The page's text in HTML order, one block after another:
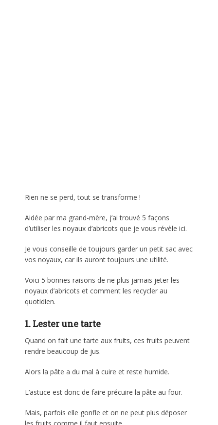
Rien ne se perd, tout se transforme !
Aidée par ma grand-mère, j’ai trouvé 5 façons
d’utiliser les noyaux d’abricots que je vous révèle ici.
Je vous conseille de toujours garder un petit sac avec
vos noyaux, car ils auront toujours une utilité.
Voici 5 bonnes raisons de ne plus jamais jeter les
noyaux d’abricots et comment les recycler au
quotidien.
1. Lester une tarte
Quand on fait une tarte aux fruits, ces fruits peuvent
rendre beaucoup de jus.
Alors la pâte a du mal à cuire et reste humide.
L’astuce est donc de faire précuire la pâte au four.
Mais, parfois elle gonfle et on ne peut plus déposer